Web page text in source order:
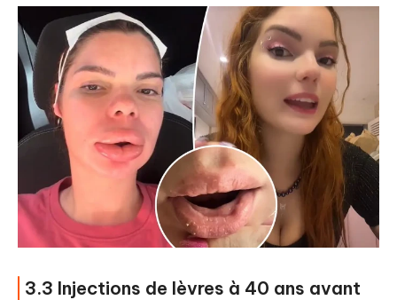
3.3 Injections de lèvres à 40 ans avant